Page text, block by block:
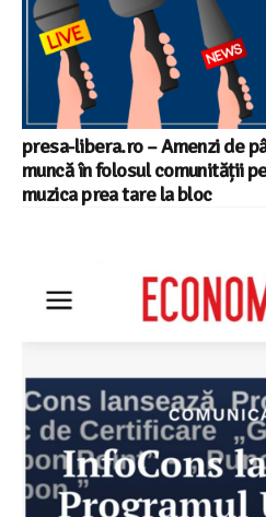
presa-libera.ro – Amenzi de
muncă în folosul comunității
muzica prea tare la bloc